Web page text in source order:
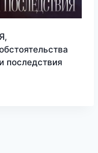
Я,
и последствия